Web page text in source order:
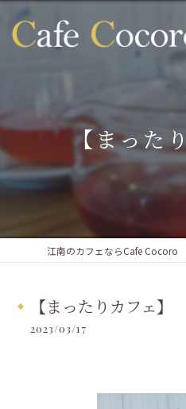
【まった
江南のカフェならCafe Cocoro
【まったりカフェ】
2023/03/17